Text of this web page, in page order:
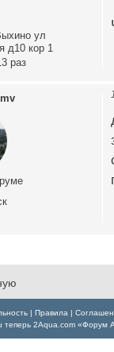
ул
д10 кор 1
раз
| Правила |
теперь 2Aqua.com «Форум